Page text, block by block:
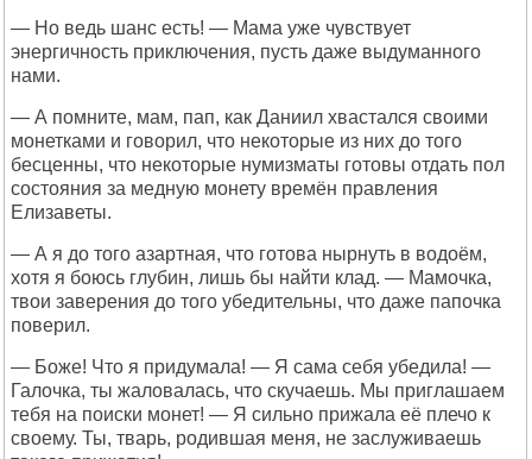
— Но ведь шанс есть! — Мама уже чувствует
энергичность приключения, пусть даже выдуманного
нами.
— А помните, мам, пап, как Даниил хвастался своими
монетками и говорил, что некоторые из них до того
бесценны, что некоторые нумизматы готовы отдать пол
состояния за медную монету времён правления
Елизаветы.
— А я до того азартная, что готова нырнуть в водоём,
хотя я боюсь глубин, лишь бы найти клад. — Мамочка,
твои заверения до того убедительны, что даже папочка
поверил.
— Боже! Что я придумала! — Я сама себя убедила! —
Галочка, ты жаловалась, что скучаешь. Мы приглашаем
тебя на поиски монет! — Я сильно прижала её плечо к
своему. Ты, тварь, родившая меня, не заслуживаешь